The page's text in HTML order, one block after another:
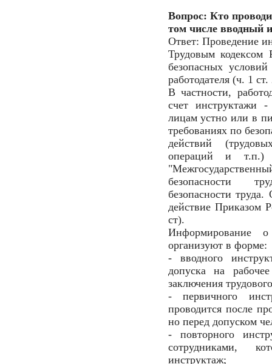
Вопрос: Кто
том числе вводный
Ответ: Проведение
Трудовым кодексом
безопасных
работодателя (ч. 1
В частности,
счет инструктажи
лицам устно или в
требованиях по
действий
операций и
безопасности
безопасности
действие Приказом
ст).
Информирование
организуют в форме:
- вводного
допуска на
заключения
- первичного
проводится после
но перед допуском
- повторного
сотрудниками,
инструктаж;